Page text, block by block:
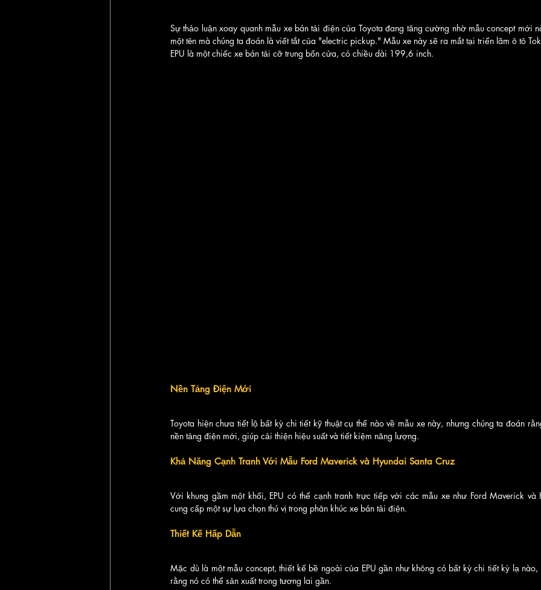
Sự thảo luận xoay quanh mẫu xe bán tải điện của Toyota đang tăng cường nhờ mẫu concept mới
một tên mà chúng ta đoán là viết tắt của "electric pickup." Mẫu xe này sẽ ra mắt tại triển lãm ô tô
EPU là một chiếc xe bán tải cỡ trung bốn cửa, có chiều dài 199,6 inch.
Nền Tảng Điện Mới
Toyota hiện chưa tiết lộ bất kỳ chi tiết kỹ thuật cụ thể nào về mẫu xe này, nhưng chúng ta đoán
nền tảng điện mới, giúp cải thiện hiệu suất và tiết kiệm năng lượng.
Khả Năng Cạnh Tranh Với Mẫu Ford Maverick và Hyundai Santa Cruz
Với khung gầm một khối, EPU có thể cạnh tranh trực tiếp với các mẫu xe như Ford Maverick và
cung cấp một sự lựa chọn thú vị trong phân khúc xe bán tải điện.
Thiết Kế Hấp Dẫn
Mặc dù là một mẫu concept, thiết kế bề ngoài của EPU gần như không có bất kỳ chi tiết kỳ lạ
rằng nó có thể sản xuất trong tương lai gần.